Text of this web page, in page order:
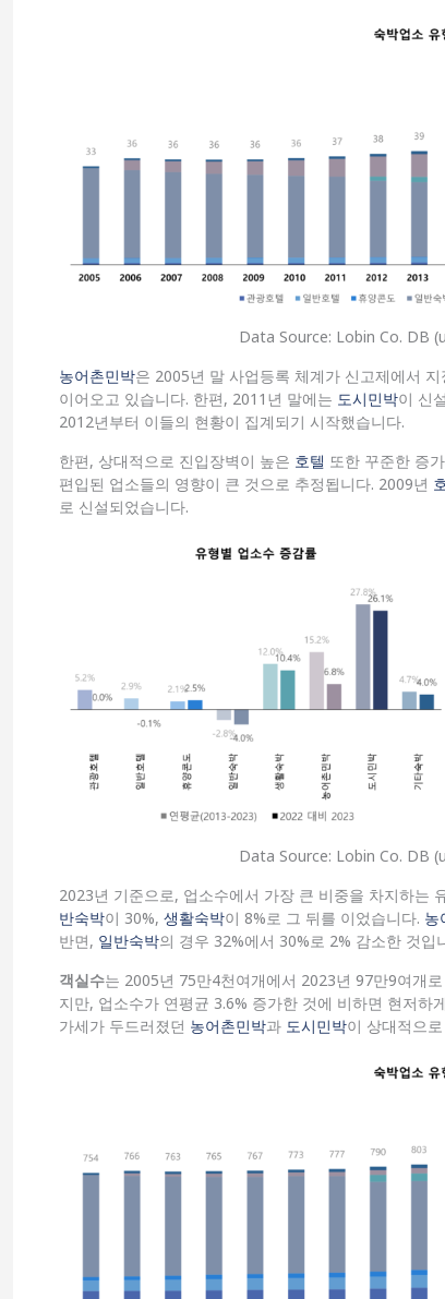
Data Source: Lobin Co. DB
농어촌민박은 2005년 말 사업등록 체계가 신고제에서
이어오고 있습니다. 한편, 2011년 말에는 도시민박이 신
2012년부터 이들의 현황이 집계되기 시작했습니다.
한편, 상대적으로 진입장벽이 높은 호텔 또한 꾸준한 증
편입된 업소들의 영향이 큰 것으로 추정됩니다. 2009년
로 신설되었습니다.
Data Source: Lobin Co. DB
2023년 기준으로, 업소수에서 가장 큰 비중을 차지하는
반숙박이 30%, 생활숙박이 8%로 그 뒤를 이었습니다. 농
반면, 일반숙박의 경우 32%에서 30%로 2% 감소한 것입
객실수는 2005년 75만4천여개에서 2023년 97만9여개로
지만, 업소수가 연평균 3.6% 증가한 것에 비하면 현저
가세가 두드러졌던 농어촌민박과 도시민박이 상대적으